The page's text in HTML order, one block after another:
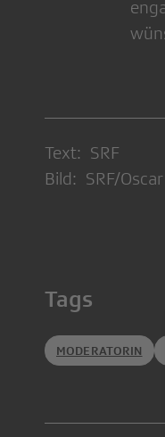
Text: SRF
Bild: SRF/
Tags
MODERATORIN